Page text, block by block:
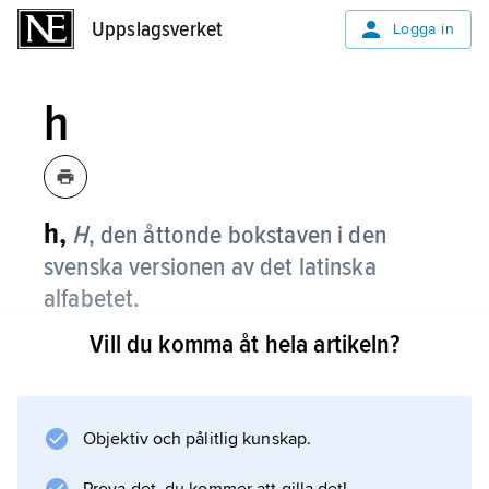
Uppslagsverket Logga in
h
h, H, den åttonde bokstaven i den
svenska versionen av det latinska
alfabetet.
Det versala
alfabetets versala
Vill du komma åt hela artikeln?
Objektiv och pålitlig kunskap.